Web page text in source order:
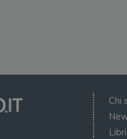
Chi
wordpress_sec_[hash]
CookieScriptConsent